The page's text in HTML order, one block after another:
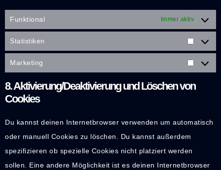
Funktional Immer aktiv
Statistiken
Marketing
8. Aktivierung/Deaktivierung und Löschen von
Cookies
Du kannst deinen Internetbrowser verwenden um automatisch
oder manuell Cookies zu löschen. Du kannst außerdem
spezifizieren ob spezielle Cookies nicht platziert werden
sollen. Eine andere Möglichkeit ist es deinen Internetbrowser